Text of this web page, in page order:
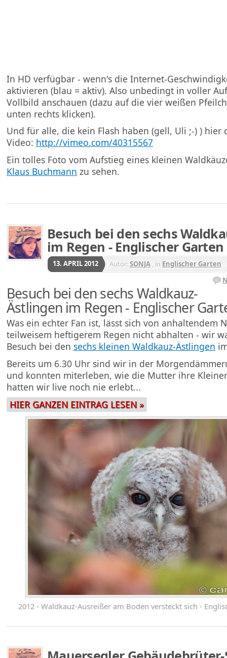
In HD verfügbar - wenn's die Internet-
aktivieren (blau = aktiv). Also unbedingt in voller
Vollbild anschauen (dazu auf die vier weißen
unten rechts klicken).
Und für alle, die kein Flash haben (gell, Uli ;-) ) hier
Video: http://vimeo.com/40315567
Ein tolles Foto vom Aufstieg eines kleinen
Klaus Buchmann zu sehen.
Besuch bei den sechs
im Regen - Englischer
13. APRIL 2012 Autor:SONJA , in Englischer Garten
Besuch bei den sechs Waldkauz-
Ästlingen im Regen - Englischer
Was ein echter Fan ist, lässt sich von anhaltendem
teilweisem heftigerem Regen nicht abhalten - wir
Besuch bei den sechs kleinen Waldkauz-Ästlingen
Bereits um 6.30 Uhr sind wir in der
und konnten miterleben, wie die Mutter ihre
hatten wir live noch nie erlebt...
HIER GANZEN EINTRAG LESEN »
2012 - Waldkauz-Ausreißer am Boden versteckt sich -